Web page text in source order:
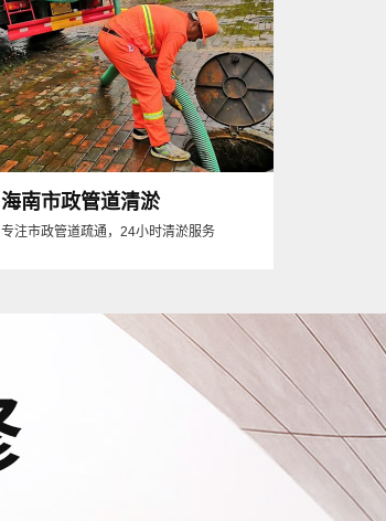
海南市政管道清淤
专注市政管道疏通，24小时清淤服务